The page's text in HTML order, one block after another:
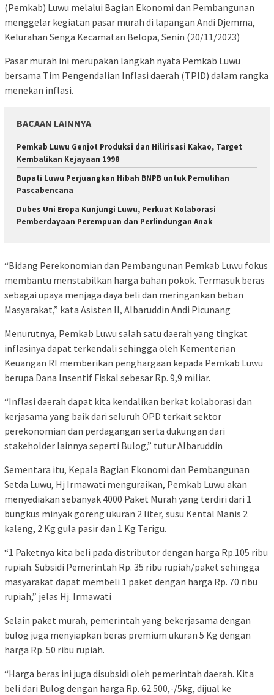
(Pemkab) Luwu melalui Bagian Ekonomi dan Pembangunan
menggelar kegiatan pasar murah di lapangan Andi Djemma,
Kelurahan Senga Kecamatan Belopa, Senin (20/11/2023)
Pasar murah ini merupakan langkah nyata Pemkab Luwu
bersama Tim Pengendalian Inflasi daerah (TPID) dalam rangka
menekan inflasi.
BACAAN LAINNYA
Pemkab Luwu Genjot Produksi dan Hilirisasi Kakao, Target
Kembalikan Kejayaan 1998
Bupati Luwu Perjuangkan Hibah BNPB untuk Pemulihan
Pascabencana
Dubes Uni Eropa Kunjungi Luwu, Perkuat Kolaborasi
Pemberdayaan Perempuan dan Perlindungan Anak
“Bidang Perekonomian dan Pembangunan Pemkab Luwu fokus
membantu menstabilkan harga bahan pokok. Termasuk beras
sebagai upaya menjaga daya beli dan meringankan beban
Masyarakat,” kata Asisten II, Albaruddin Andi Picunang
Menurutnya, Pemkab Luwu salah satu daerah yang tingkat
inflasinya dapat terkendali sehingga oleh Kementerian
Keuangan RI memberikan penghargaan kepada Pemkab Luwu
berupa Dana Insentif Fiskal sebesar Rp. 9,9 miliar.
“Inflasi daerah dapat kita kendalikan berkat kolaborasi dan
kerjasama yang baik dari seluruh OPD terkait sektor
perekonomian dan perdagangan serta dukungan dari
stakeholder lainnya seperti Bulog,” tutur Albaruddin
Sementara itu, Kepala Bagian Ekonomi dan Pembangunan
Setda Luwu, Hj Irmawati menguraikan, Pemkab Luwu akan
menyediakan sebanyak 4000 Paket Murah yang terdiri dari 1
bungkus minyak goreng ukuran 2 liter, susu Kental Manis 2
kaleng, 2 Kg gula pasir dan 1 Kg Terigu.
“1 Paketnya kita beli pada distributor dengan harga Rp.105 ribu
rupiah. Subsidi Pemerintah Rp. 35 ribu rupiah/paket sehingga
masyarakat dapat membeli 1 paket dengan harga Rp. 70 ribu
rupiah,” jelas Hj. Irmawati
Selain paket murah, pemerintah yang bekerjasama dengan
bulog juga menyiapkan beras premium ukuran 5 Kg dengan
harga Rp. 50 ribu rupiah.
“Harga beras ini juga disubsidi oleh pemerintah daerah. Kita
beli dari Bulog dengan harga Rp. 62.500,-/5kg, dijual ke